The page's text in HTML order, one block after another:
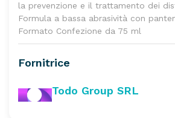
la prevenzione e il trattamento dei
Formula a bassa abrasività con
Formato Confezione da 75 ml
Fornitrice
Todo Group SRL